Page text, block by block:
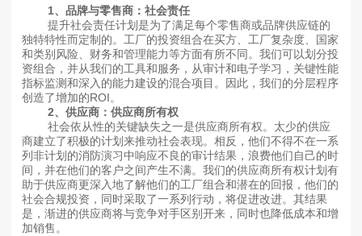
1、品牌与零售商：社会责任
提升社会责任计划是为了满足每个零售商或品牌供应链的
独特特性而定制的。工厂的投资组合在买方、工厂复杂度、国家
和类别风险、财务和管理能力等方面有所不同。我们可以划分投
资组合，并从我们的工具和服务，从审计和电子学习，关键性能
指标监测和深入的能力建设的混合项目。因此，我们的分层程序
创造了增加的ROI。
2、供应商：供应商所有权
社会依从性的关键缺失之一是供应商所有权。太少的供应
商建立了积极的计划来推动社会表现。相反，他们不得不在一系
列非计划的消防演习中响应不良的审计结果，浪费他们自己的时
间，并在他们的客户之间产生不满。我们的供应商所有权计划有
助于供应商更深入地了解他们的工厂组合和潜在的回报，他们的
社会合规投资，同时采取了一系列行动，将促进改进。其结果
是，渐进的供应商将与竞争对手区别开来，同时也降低成本和增
加销售。